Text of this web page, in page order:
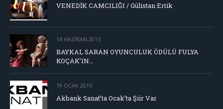
VENEDİK CAMCILIĞI / Gülistan Ertik
14 HAZIRAN 2015
BAYKAL SARAN OYUNCULUK ÖDÜLÜ FULYA
KOÇAK’IN…
19 OCAK 2015
Akbank Sanat’ta Ocak’ta Şiir Var